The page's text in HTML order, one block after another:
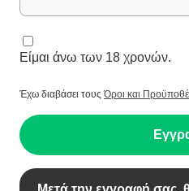
Είμαι άνω των 18 χρονών.
Έχω διαβάσει τουςΌροι και